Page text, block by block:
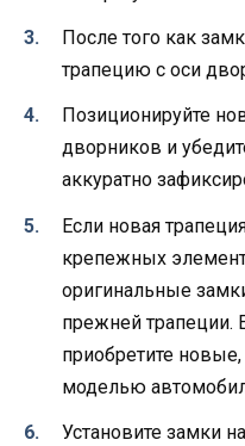
После того как
трапецию с оси
Позиционируйте
дворников и
аккуратно
Если новая
крепежных
оригинальные
прежней трапеции.
приобретите
моделью
Установите замки